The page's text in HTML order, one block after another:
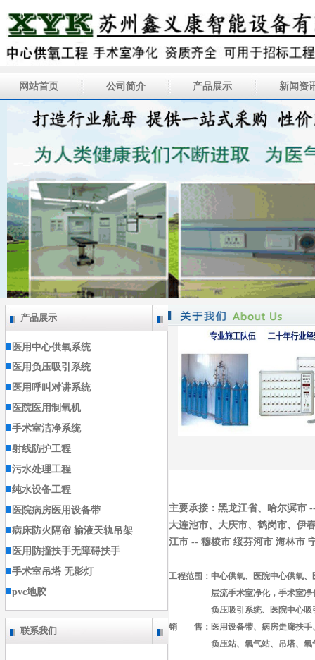
网站首页 公司简介 产品展示 新闻资
产品展示
医用中心供氧系统
医用负压吸引系统
医用呼叫对讲系统
医院医用制氧机
手术室洁净系统
射线防护工程
污水处理工程
纯水设备工程
医院病房医用设备带
病床防火隔帘 输液天轨吊架
医用防撞扶手无障碍扶手
手术室吊塔 无影灯
pvc地胶
联系我们
主要承接：黑龙江省、哈尔滨市
大连池市、大庆市、鹤岗市、伊
江市 -- 穆棱市 绥芬河市 海林市
工程范围：中心供氧、医院中心供氧
层流手术室净化，手术室
负压吸引系统、医院中心吸引
销 售：医用设备带、病房走廊扶手
负压站、氧气站、吊塔、氧